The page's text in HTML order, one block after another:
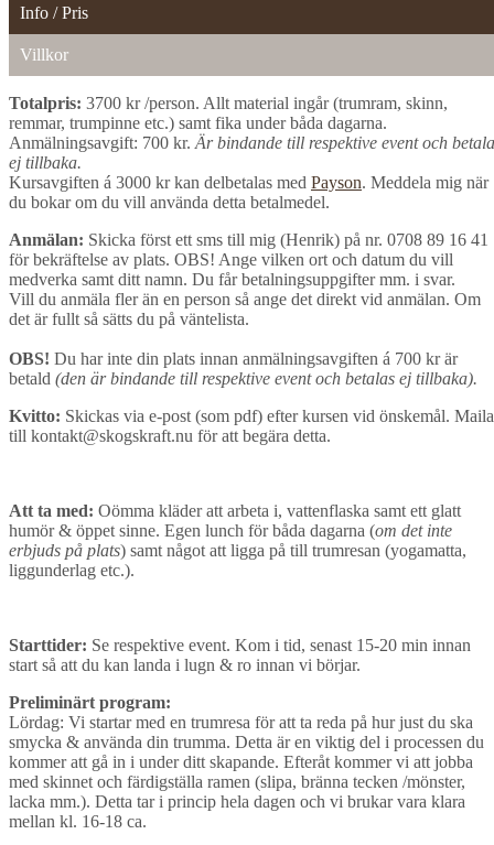
Info / Pris
Villkor
Totalpris: 3700 kr /person. Allt material ingår (trumram, skinn,
remmar, trumpinne etc.) samt fika under båda dagarna.
Anmälningsavgift: 700 kr. Är bindande till respektive event och
ej tillbaka.
Kursavgiften á 3000 kr kan delbetalas med Payson. Meddela mig när
du bokar om du vill använda detta betalmedel.
Anmälan: Skicka först ett sms till mig (Henrik) på nr. 0708 89 16 41
för bekräftelse av plats. OBS! Ange vilken ort och datum du vill
medverka samt ditt namn. Du får betalningsuppgifter mm. i svar.
Vill du anmäla fler än en person så ange det direkt vid anmälan. Om
det är fullt så sätts du på väntelista.
OBS! Du har inte din plats innan anmälningsavgiften á 700 kr är
betald (den är bindande till respektive event och betalas ej tillbaka).
Kvitto: Skickas via e-post (som pdf) efter kursen vid önskemål. Maila
till kontakt@skogskraft.nu för att begära detta.
Att ta med: Oömma kläder att arbeta i, vattenflaska samt ett glatt
humör & öppet sinne. Egen lunch för båda dagarna (om det inte
erbjuds på plats) samt något att ligga på till trumresan (yogamatta,
liggunderlag etc.).
Starttider: Se respektive event. Kom i tid, senast 15-20 min innan
start så att du kan landa i lugn & ro innan vi börjar.
Preliminärt program:
Lördag: Vi startar med en trumresa för att ta reda på hur just du ska
smycka & använda din trumma. Detta är en viktig del i processen du
kommer att gå in i under ditt skapande. Efteråt kommer vi att jobba
med skinnet och färdigställa ramen (slipa, bränna tecken /mönster,
lacka mm.). Detta tar i princip hela dagen och vi brukar vara klara
mellan kl. 16-18 ca.